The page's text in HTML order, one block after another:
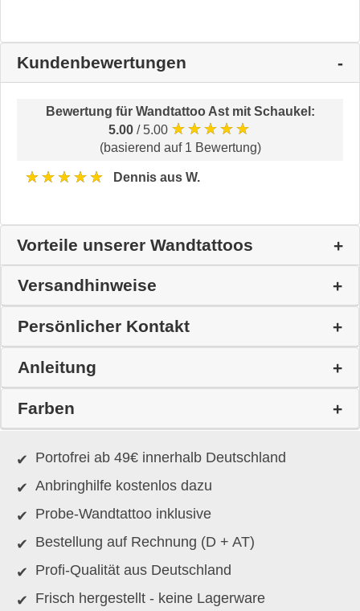
Kundenbewertungen
Bewertung für Wandtattoo Ast mit Schaukel :
5.00 / 5.00 ★★★★★
(basierend auf 1 Bewertung)
★★★★★ Dennis aus W.
Vorteile unserer Wandtattoos
Versandhinweise
Persönlicher Kontakt
Anleitung
Farben
Portofrei ab 49€ innerhalb Deutschland
Anbringhilfe kostenlos dazu
Probe-Wandtattoo inklusive
Bestellung auf Rechnung (D + AT)
Profi-Qualität aus Deutschland
Frisch hergestellt - keine Lagerware